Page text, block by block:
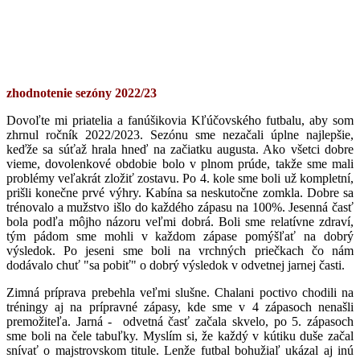
zhodnotenie sezóny 2022/23
Dovoľte mi priatelia a fanúšikovia Kľúčovského futbalu, aby som
zhrnul ročník 2022/2023. Sezónu sme nezačali úplne najlepšie,
keďže sa súťaž hrala hneď na začiatku augusta. Ako všetci dobre
vieme, dovolenkové obdobie bolo v plnom prúde, takže sme mali
problémy veľakrát zložiť zostavu. Po 4. kole sme boli už kompletní,
prišli konečne prvé výhry. Kabína sa neskutočne zomkla. Dobre sa
trénovalo a mužstvo išlo do každého zápasu na 100%. Jesenná časť
bola podľa môjho názoru veľmi dobrá. Boli sme relatívne zdraví,
tým pádom sme mohli v každom zápase pomýšľať na dobrý
výsledok. Po jeseni sme boli na vrchných priečkach čo nám
dodávalo chuť "sa pobiť" o dobrý výsledok v odvetnej jarnej časti.
Zimná príprava prebehla veľmi slušne. Chalani poctivo chodili na
tréningy aj na prípravné zápasy, kde sme v 4 zápasoch nenašli
premožiteľa. Jarná - odvetná časť začala skvelo, po 5. zápasoch
sme boli na čele tabuľky. Myslím si, že každý v kútiku duše začal
snívať o majstrovskom titule. Lenže futbal bohužiaľ ukázal aj inú